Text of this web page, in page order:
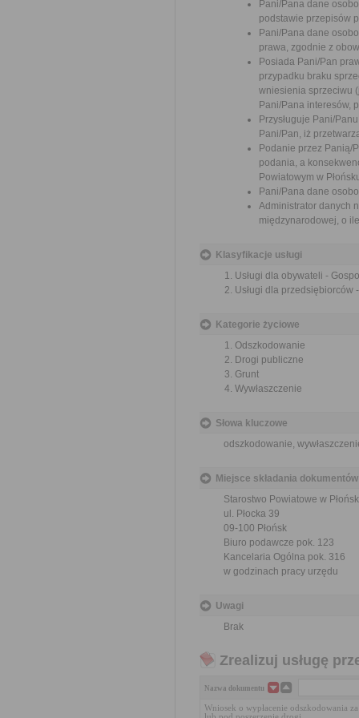
Pani/Pana dane
podstawie przepisów
Pani/Pana dane
prawa, zgodnie z
Posiada Pani/Pan
przypadku braku
wniesienia sprzeciwu
Pani/Pana interesów,
Przysługuje Pani/
Pani/Pan, iż
Podanie przez Panią/
podania, a
Powiatowym w
Pani/Pana dane
Administrator danych
międzynarodowej, o
Klasyfikacje usługi
Usługi dla obywateli -
Usługi dla
Kategorie życiowe
Odszkodowanie
Drogi publiczne
Grunt
Wywłaszczenie
Słowa kluczowe
odszkodowanie,
Miejsce składania dokumentów
Starostwo Powiatowe w
ul. Płocka 39
09-100 Płońsk
Biuro podawcze pok. 123
Kancelaria Ogólna pok. 316
w godzinach pracy urzędu
Uwagi
Brak
Zrealizuj usługę
Nazwa dokumentu
Wniosek o wypłacenie odszkodowania